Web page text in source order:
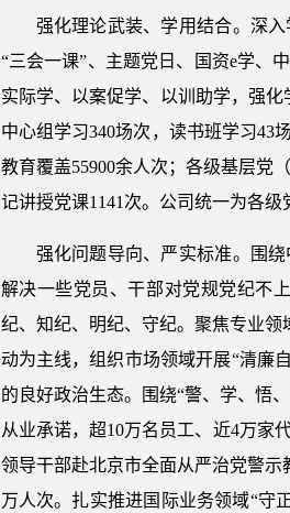
强化理论武装、学用结合。深
“三会一课”、主题党日、国资e学、
实际学、以案促学、以训助学，强
中心组学习340场次，读书班学习43
教育覆盖55900余人次；各级基层党
记讲授党课1141次。公司统一为各
强化问题导向、严实标准。围
解决一些党员、干部对党规党纪不
纪、知纪、明纪、守纪。聚焦专业
动为主线，组织市场领域开展“清廉
的良好政治生态。围绕“警、学、悟
从业承诺，超10万名员工、近4万家
领导干部赴北京市全面从严治党警
万人次。扎实推进国际业务领域“守